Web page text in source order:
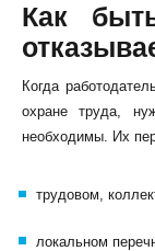
Как
Когда
охране труда,
необходимы. Их
трудовом,
локальном